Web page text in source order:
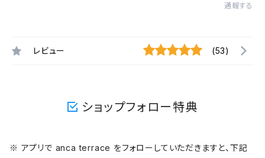
通報する
レビュー (53)
ショップフォロー特典
※ アプリで anca terrace をフォローしていただきますと、下記